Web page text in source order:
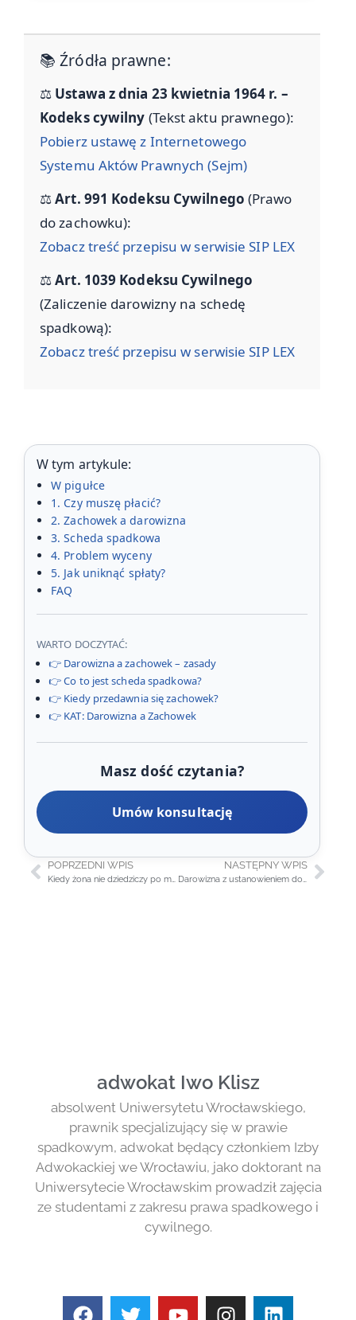
📚 Źródła prawne:
⚖️ Ustawa z dnia 23 kwietnia 1964 r. –
Kodeks cywilny (Tekst aktu prawnego):
Pobierz ustawę z Internetowego
Systemu Aktów Prawnych (Sejm)
⚖️Art. 991 Kodeksu Cywilnego (Prawo
do zachowku):
Zobacz treść przepisu w serwisie SIP LEX
⚖️Art. 1039 Kodeksu Cywilnego
(Zaliczenie darowizny na schedę
spadkową):
Zobacz treść przepisu w serwisie SIP LEX
W tym artykule:
W pigułce
1. Czy muszę płacić?
2. Zachowek a darowizna
3. Scheda spadkowa
4. Problem wyceny
5. Jak uniknąć spłaty?
FAQ
WARTO DOCZYTAĆ:
👉 Darowizna a zachowek – zasady
👉 Co to jest scheda spadkowa?
👉 Kiedy przedawnia się zachowek?
👉 KAT: Darowizna a Zachowek
Masz dość czytania?
Umów konsultację
POPRZEDNI WPIS
Kiedy żona nie dziedziczy po mężu
NASTĘPNY WPIS
Darowizna z ustanowieniem dożywotniej służebności mieszkania
adwokat Iwo Klisz
absolwent Uniwersytetu Wrocławskiego,
prawnik specjalizujący się w prawie
spadkowym, adwokat będący członkiem Izby
Adwokackiej we Wrocławiu, jako doktorant na
Uniwersytecie Wrocławskim prowadził zajęcia
ze studentami z zakresu prawa spadkowego i
cywilnego.